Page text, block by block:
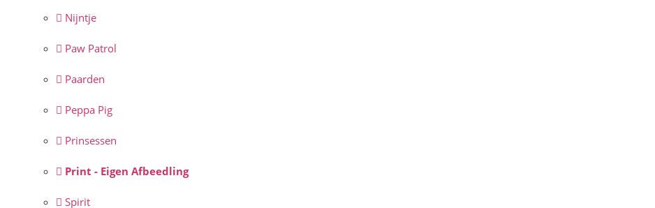
Nijntje
Paw Patrol
Paarden
Peppa Pig
Prinsessen
Print - Eigen Afbeedling
Spirit